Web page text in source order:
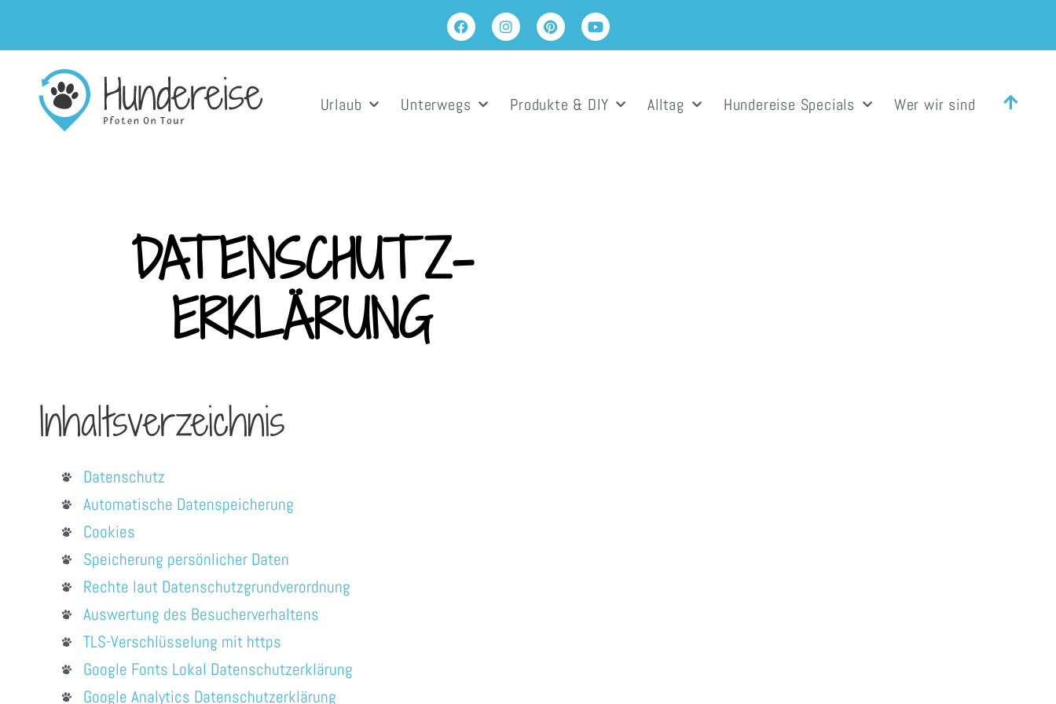
Urlaub Unterwegs Produkte & DIY Alltag Hundereise Specials Wer wir sind
DATENSCHUTZ-
ERKLÄRUNG
Inhaltsverzeichnis
Datenschutz
Automatische Datenspeicherung
Cookies
Speicherung persönlicher Daten
Rechte laut Datenschutzgrundverordnung
Auswertung des Besucherverhaltens
TLS-Verschlüsselung mit https
Google Fonts Lokal Datenschutzerklärung
Google Analytics Datenschutzerklärung